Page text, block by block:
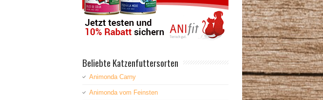
Beliebte Katzenfuttersorten
Animonda Carny
Animonda vom Feinsten